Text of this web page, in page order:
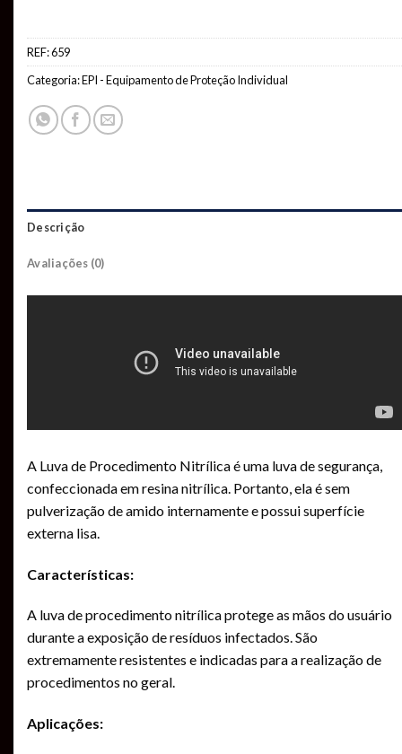
REF:659
Categoria:EPI - Equipamento de Proteção Individual
Descrição
Avaliações (0)
A Luva de Procedimento Nitrílica é uma luva de segurança,
confeccionada em resina nitrílica. Portanto, ela é sem
pulverização de amido internamente e possui superfície
externa lisa.
Características:
A luva de procedimento nitrílica protege as mãos do usuário
durante a exposição de resíduos infectados. São
extremamente resistentes e indicadas para a realização de
procedimentos no geral.
Aplicações: